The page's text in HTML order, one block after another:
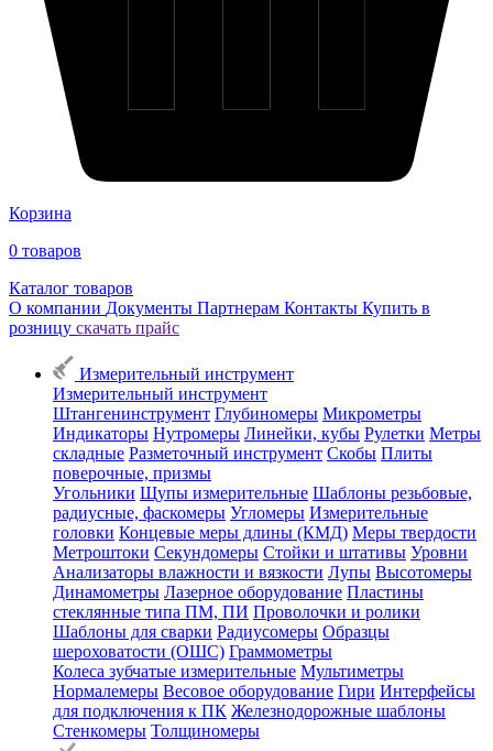
Корзина
0 товаров
Каталог товаров
О компании Документы Партнерам Контакты Купить в
розницу скачать прайс
Измерительный инструмент
Измерительный инструмент
Штангенинструмент Глубиномеры Микрометры
Индикаторы Нутромеры Линейки, кубы Рулетки Метры
складные Разметочный инструмент Скобы Плиты
поверочные, призмы
Угольники Щупы измерительные Шаблоны резьбовые,
радиусные, фаскомеры Угломеры Измерительные
головки Концевые меры длины (КМД) Меры твердости
Метроштоки Секундомеры Стойки и штативы Уровни
Анализаторы влажности и вязкости Лупы Высотомеры
Динамометры Лазерное оборудование Пластины
стеклянные типа ПМ, ПИ Проволочки и ролики
Шаблоны для сварки Радиусомеры Образцы
шероховатости (ОШС) Граммометры
Колеса зубчатые измерительные Мультиметры
Нормалемеры Весовое оборудование Гири Интерфейсы
для подключения к ПК Железнодорожные шаблоны
Стенкомеры Толщиномеры